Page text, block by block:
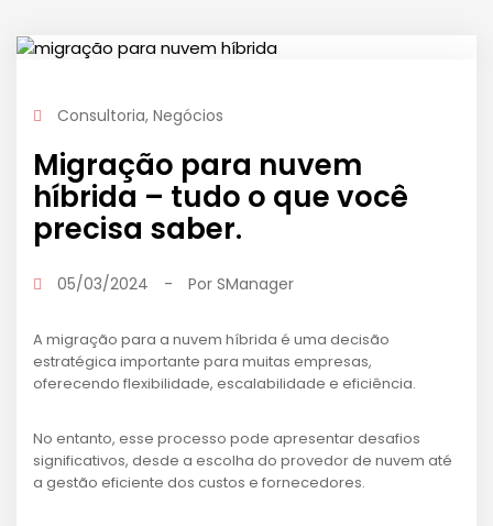
Consultoria, Negócios
Migração para nuvem
híbrida – tudo o que você
precisa saber.
05/03/2024 - Por SManager
A migração para a nuvem híbrida é uma decisão
estratégica importante para muitas empresas,
oferecendo flexibilidade, escalabilidade e eficiência.
No entanto, esse processo pode apresentar desafios
significativos, desde a escolha do provedor de nuvem até
a gestão eficiente dos custos e fornecedores.